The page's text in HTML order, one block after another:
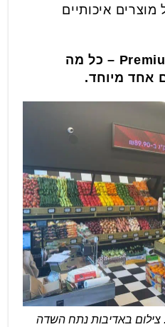
איכותיים
נתח השדה Premium Market – כל מה
אחד מיוחד.
באדיבות נתח השדה